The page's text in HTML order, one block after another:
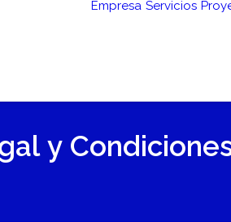
Empresa Servicios
y